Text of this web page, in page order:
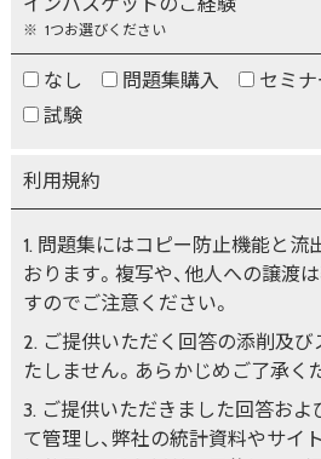
1つお選びください
なし 問題集購入 セミ
試験
利用規約
問題集にはコピー防止機能と流
おります。複写や、他人への譲渡
すのでご注意ください。
ご提供いただく回答の添削及
たしません。あらかじめご了承く
ご提供いただきました回答およ
て管理し、弊社の統計資料やサイ